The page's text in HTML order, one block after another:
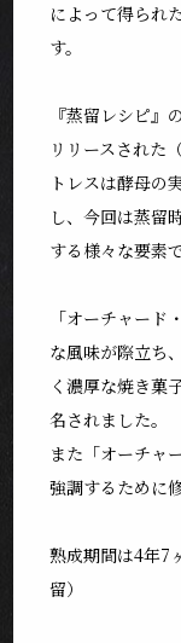
によって得られ
す。
『蒸留レシピ』
リリースされた
トレスは酵母の
し、今回は蒸留
する様々な要素
「オーチャード
な風味が際立ち
く濃厚な焼き菓
名されました。
また「オーチャ
強調するために
熟成期間は4年7
留）